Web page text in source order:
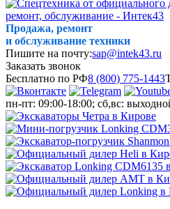
Продажа, ремонт
и обслуживание техники
Пишите на почту:sap@intek43.ru
Заказать звонок
Бесплатно по РФ8 (800) 775-1443
пн-пт: 09:00-18:00; сб,вс: